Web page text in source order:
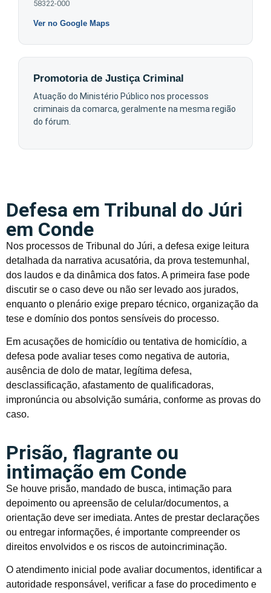
58322-000
Ver no Google Maps
Promotoria de Justiça Criminal
Atuação do Ministério Público nos processos
criminais da comarca, geralmente na mesma região
do fórum.
Defesa em Tribunal do Júri
em Conde
Nos processos de Tribunal do Júri, a defesa exige leitura
detalhada da narrativa acusatória, da prova testemunhal,
dos laudos e da dinâmica dos fatos. A primeira fase pode
discutir se o caso deve ou não ser levado aos jurados,
enquanto o plenário exige preparo técnico, organização da
tese e domínio dos pontos sensíveis do processo.
Em acusações de homicídio ou tentativa de homicídio, a
defesa pode avaliar teses como negativa de autoria,
ausência de dolo de matar, legítima defesa,
desclassificação, afastamento de qualificadoras,
impronúncia ou absolvição sumária, conforme as provas do
caso.
Prisão, flagrante ou
intimação em Conde
Se houve prisão, mandado de busca, intimação para
depoimento ou apreensão de celular/documentos, a
orientação deve ser imediata. Antes de prestar declarações
ou entregar informações, é importante compreender os
direitos envolvidos e os riscos de autoincriminação.
O atendimento inicial pode avaliar documentos, identificar a
autoridade responsável, verificar a fase do procedimento e